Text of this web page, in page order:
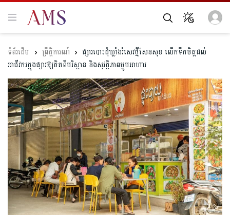
ព្រឹត្តិការណ៍
ផ្សារបោះដុំឃ្លាំងរំសេវថ្មីសែនសុខ លើកទឹកចិត្តដល់
អាជីវករក្នុងផ្សារឱ្យគិតពីបរិស្ថាន និងសុវត្ថិភាពម្ហូបអាហារ